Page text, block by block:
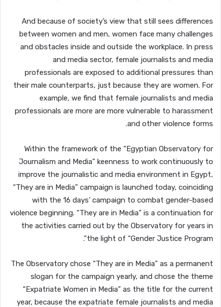
And because of society’s view that still sees differences
between women and men, women face many challenges
and obstacles inside and outside the workplace. In press
and media sector, female journalists and media
professionals are exposed to additional pressures than
their male counterparts, just because they are women. For
example, we find that female journalists and media
professionals are more are more vulnerable to harassment
and other violence forms.
Within the framework of the “Egyptian Observatory for
Journalism and Media” keenness to work continuously to
improve the journalistic and media environment in Egypt,
“They are in Media” campaign is launched today, coinciding
with the 16 days’ campaign to combat gender-based
violence beginning. “They are in Media” is a continuation for
the activities carried out by the Observatory for years in
the light of “Gender Justice Program”.
The Observatory chose “They are in Media” as a permanent
slogan for the campaign yearly, and chose the theme
“Expatriate Women in Media” as the title for the current
year, because the expatriate female journalists and media